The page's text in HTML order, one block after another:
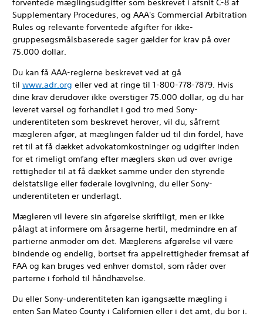
forventede mæglingsudgifter som beskrevet i afsnit C-8 af
Supplementary Procedures, og AAA's Commercial Arbitration
Rules og relevante forventede afgifter for ikke-
gruppesøgsmålsbaserede sager gælder for krav på over
75.000 dollar.
Du kan få AAA-reglerne beskrevet ved at gå
til www.adr.org eller ved at ringe til 1-800-778-7879. Hvis
dine krav derudover ikke overstiger 75.000 dollar, og du har
leveret varsel og forhandlet i god tro med Sony-
underentiteten som beskrevet herover, vil du, såfremt
mægleren afgør, at mæglingen falder ud til din fordel, have
ret til at få dækket advokatomkostninger og udgifter inden
for et rimeligt omfang efter mæglers skøn ud over øvrige
rettigheder til at få dækket samme under den styrende
delstatslige eller føderale lovgivning, du eller Sony-
underentiteten er underlagt.
Mægleren vil levere sin afgørelse skriftligt, men er ikke
pålagt at informere om årsagerne hertil, medmindre en af
partierne anmoder om det. Mæglerens afgørelse vil være
bindende og endelig, bortset fra appelrettigheder fremsat af
FAA og kan bruges ved enhver domstol, som råder over
parterne i forhold til håndhævelse.
Du eller Sony-underentiteten kan igangsætte mægling i
enten San Mateo County i Californien eller i det amt, du bor i.